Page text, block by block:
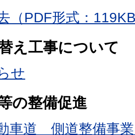
（PDF形式：
え工事について
せ
の整備促進
車道 側道整備事